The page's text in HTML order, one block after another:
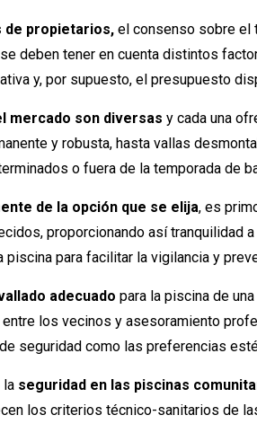
de propietarios, el consenso sobre el
deben tener en cuenta distintos
y, por supuesto, el presupuesto
mercado son diversas y cada una
y robusta, hasta vallas
o fuera de la temporada de
de la opción que se elija, es
proporcionando así tranquilidad
piscina para facilitar la vigilancia y
adecuado para la piscina de
los vecinos y asesoramiento
seguridad como las preferencias
la seguridad en las piscinas
los criterios técnico-sanitarios de